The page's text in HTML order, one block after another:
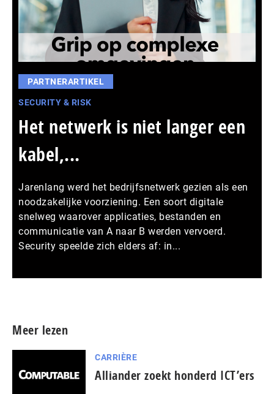
PARTNERARTIKEL
SECURITY & RISK
Het netwerk is niet langer een
kabel,...
Jarenlang werd het bedrijfsnetwerk gezien als een
noodzakelijke voorziening. Een soort digitale
snelweg waarover applicaties, bestanden en
communicatie van A naar B werden vervoerd.
Security speelde zich elders af: in...
Meer lezen
CARRIÈRE
Alliander zoekt honderd ICT’ers